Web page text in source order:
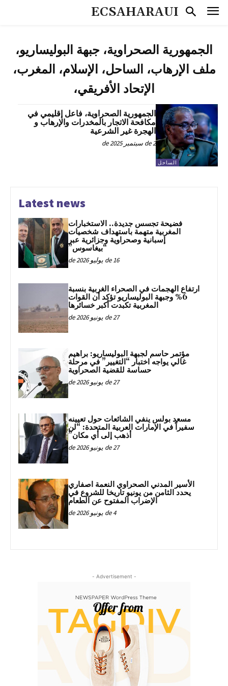
ECSAHARAUI
الجمهورية الصحراوية، جبهة البوليساريو،
ملف الإرهاب، الساحل، الإسلام، المغرب،
الإتحاد الأفريقي،
الساحل
الجمهورية الصحراوية، فاعل إقليمي في
مكافحة الاتجار بالمخدرات والإرهاب و
الهجرة غير الشرعية
2 de سبتمبر de 2025
Latest news
فضيحة تجسس جديدة.. الاستخبارات
المغربية متهمة باستهداف شخصيات
إسبانية وصحراوية وجزائرية عبر
“بيغاسوس”
16 de يوليو de 2026
ارتفاع الهجمات في الصحراء الغربية بنسبة
6% وجبهة البوليساريو تؤكد أن القوات
المغربية تكبدت أكبر خسائرها
27 de يونيو de 2026
مؤتمر حاسم لجبهة البوليساريو: براهيم
غالي يواجه اختبار “التغيير” في مرحلة
حساسة للقضية الصحراوية
27 de يونيو de 2026
مسعد بولس ينفي الشائعات حول تعيينه
سفيراً في الإمارات العربية المتحدة: “لن
أذهب إلى أي مكان”
27 de يونيو de 2026
الأسير المدني الصحراوي النعمة اصفاري
يحدد الثامن من يونيو تاريخا للشروع في
الإضراب المفتوح عن الطعام
4 de يونيو de 2026
- Advertisement -